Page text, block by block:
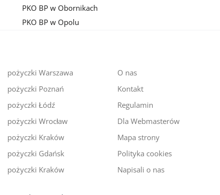
PKO BP w Obornikach
PKO BP w Opolu
pożyczki Warszawa
pożyczki Poznań
pożyczki Łódź
pożyczki Wrocław
pożyczki Kraków
pożyczki Gdańsk
pożyczki Kraków
O nas
Kontakt
Regulamin
Dla Webmasterów
Mapa strony
Polityka cookies
Napisali o nas